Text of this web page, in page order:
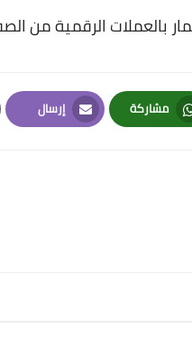
بالعملات الرقمية من
مشاركة
Whatsapp
إرسال
Email